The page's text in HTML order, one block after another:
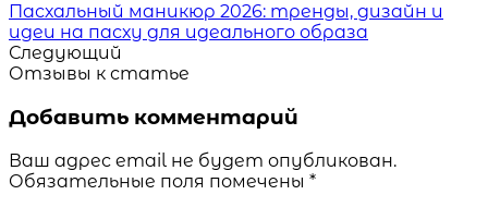
Пасхальный маникюр 2026: тренды, дизайн и
идеи на пасху для идеального образа
Следующий
Отзывы к статье
Добавить комментарий
Ваш адрес email не будет опубликован.
Обязательные поля помечены *